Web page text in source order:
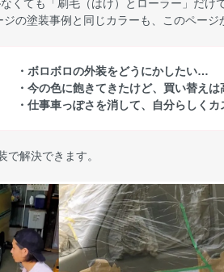
くても「刷毛（はけ）とローラー」だけ
の塗装事例と同じカラーも、このペー
・ボロボロの外装をどうにかしたい…
・今の色に飽きてきたけど、買い替え
・仕事車っぽさを消して、自分らしく
で解決できます。